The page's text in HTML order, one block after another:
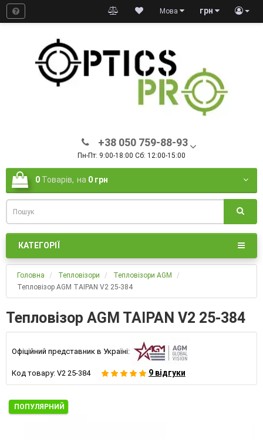
грн
Мова
+38 050 759-88-93
Пн-Пт: 9:00-18:00 Сб: 12:00-15:00
0 Товарів, на 0 грн
КАТЕГОРІЇ
Головна Тепловізори
Тепловізори AGM
Тепловізор AGM TAIPAN V2 25-384
Тепловізор AGM TAIPAN V2 25-384
Офіційний представник в Україні:
Код товару: V2 25-384 9 відгуки
ПОПУЛЯРНИЙ